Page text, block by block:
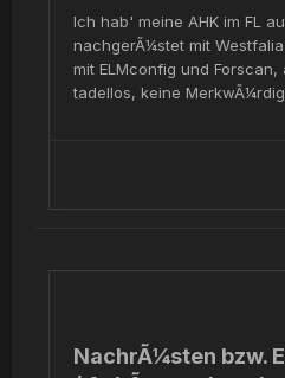
Ich hab' meine AHK im FL
nachgerÃ¼stet mit
mit ELMconfig und
tadellos, keine
NachrÃ¼sten bzw.